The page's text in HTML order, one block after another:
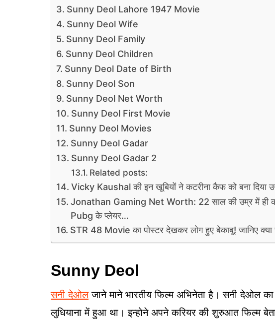
Sunny Deol Lahore 1947 Movie
Sunny Deol Wife
Sunny Deol Family
Sunny Deol Children
Sunny Deol Date of Birth
Sunny Deol Son
Sunny Deol Net Worth
Sunny Deol First Movie
Sunny Deol Movies
Sunny Deol Gadar
Sunny Deol Gadar 2
Related posts:
Vicky Kaushal की इन खूबियों ने कटरीना कैफ को बना दिया
Jonathan Gaming Net Worth: 22 साल की उम्र में ही
Pubg के प्लेयर…
STR 48 Movie का पोस्टर देखकर लोग हुए बेकाबू! जानिए क्या
Sunny Deol
सनी देओलजाने माने भारतीय फिल्म अभिनेता है। सनी देओल
लुधियाना में हुआ था। इन्होने अपने करियर की शुरुआत फिल्म